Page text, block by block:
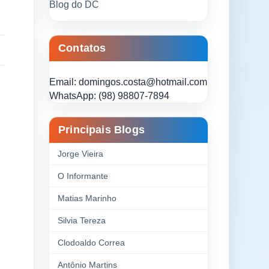
Blog do DC
Contatos
Email: domingos.costa@hotmail.com
WhatsApp: (98) 98807-7894
Principais Blogs
Jorge Vieira
O Informante
Matias Marinho
Silvia Tereza
Clodoaldo Correa
Antônio Martins